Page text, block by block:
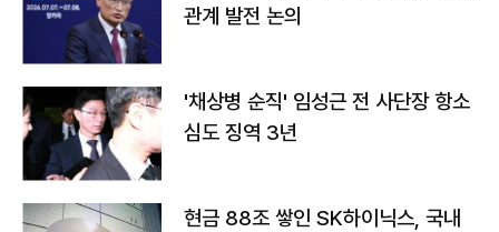
관계 발전 논의
'채상병 순직' 임성근 전 사단장 항소
심도 징역 3년
현금 88조 쌓인 SK하이닉스, 국내